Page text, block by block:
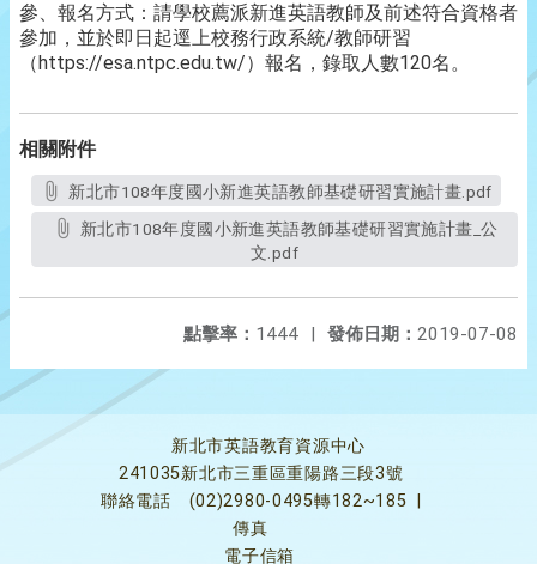
參、報名方式：請學校薦派新進英語教師及前述符合資格者
參加，並於即日起逕上校務行政系統/教師研習
（https://esa.ntpc.edu.tw/）報名，錄取人數120名。
相關附件
新北市108年度國小新進英語教師基礎研習實施計畫.pdf
文.pdf
發佈日期： 2019-07-08
點擊率： 1444 |
新北市英語教育資源中心
241035新北市三重區重陽路三段3號
聯絡電話
(02)2980-0495轉182~185
傳真
電子信箱